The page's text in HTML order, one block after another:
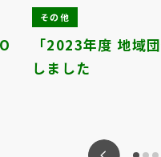
その他
「2023年度 地域
しました